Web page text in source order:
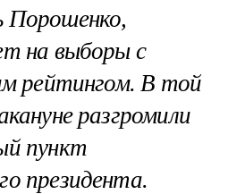
на выборы с
рейтингом. В той
разгромили
пункт
президента.